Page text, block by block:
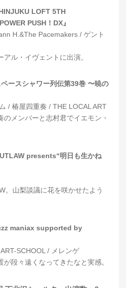
LOFT 5TH
PUSH！DX』
H.&The Pacemakers / ゲント
ル・イヴェントに出演。
ースシャワー列伝第39巻 〜暁の
/ 椿屋四重奏 / THE LOCAL ART
メンバーと志村君でイエモン・
presents“明日も生かね
。山梨談議に花を咲かせたよう
maniax supported by
SCHOOL / メレンゲ
段々遠くなってきたなと実感。